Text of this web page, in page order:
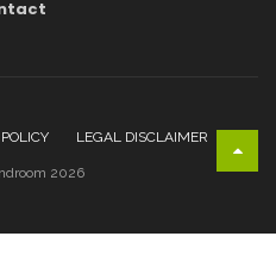
LEGAL DISCLAIMER
2026